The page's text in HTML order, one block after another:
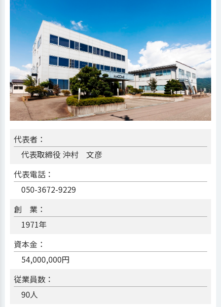
代表者：
代表取締役 沖村 文彦
代表電話：
050-3672-9229
創 業：
1971年
資本金：
54,000,000円
従業員数：
90人